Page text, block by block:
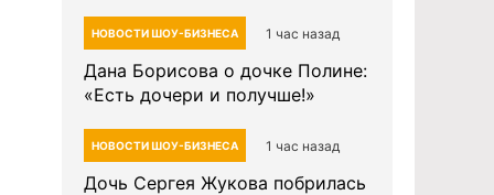
НОВОСТИ ШОУ-БИЗНЕСА 1 час назад
Дана Борисова о дочке Полине:
«Есть дочери и получше!»
НОВОСТИ ШОУ-БИЗНЕСА 1 час назад
Дочь Сергея Жукова побрилась